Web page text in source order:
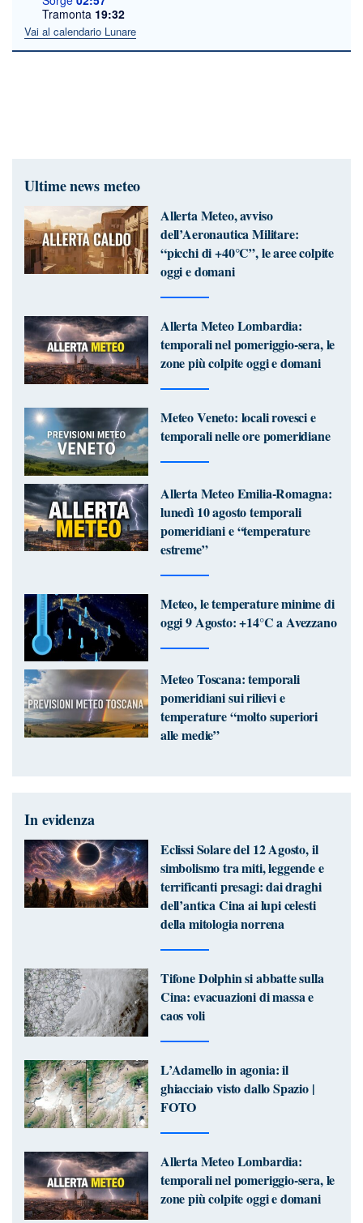
Tramonta 19:32
Vai al calendario Lunare
Ultime news meteo
Allerta Meteo, avviso
dell’Aeronautica Militare:
“picchi di +40°C”, le aree colpite
oggi e domani
Allerta Meteo Lombardia:
temporali nel pomeriggio-sera, le
zone più colpite oggi e domani
Meteo Veneto: locali rovesci e
temporali nelle ore pomeridiane
Allerta Meteo Emilia-Romagna:
lunedì 10 agosto temporali
pomeridiani e “temperature
estreme”
Meteo, le temperature minime di
oggi 9 Agosto: +14°C a Avezzano
Meteo Toscana: temporali
pomeridiani sui rilievi e
temperature “molto superiori
alle medie”
In evidenza
Eclissi Solare del 12 Agosto, il
simbolismo tra miti, leggende e
terrificanti presagi: dai draghi
dell’antica Cina ai lupi celesti
della mitologia norrena
Tifone Dolphin si abbatte sulla
Cina: evacuazioni di massa e
caos voli
L’Adamello in agonia: il
ghiacciaio visto dallo Spazio |
FOTO
Allerta Meteo Lombardia:
temporali nel pomeriggio-sera, le
zone più colpite oggi e domani